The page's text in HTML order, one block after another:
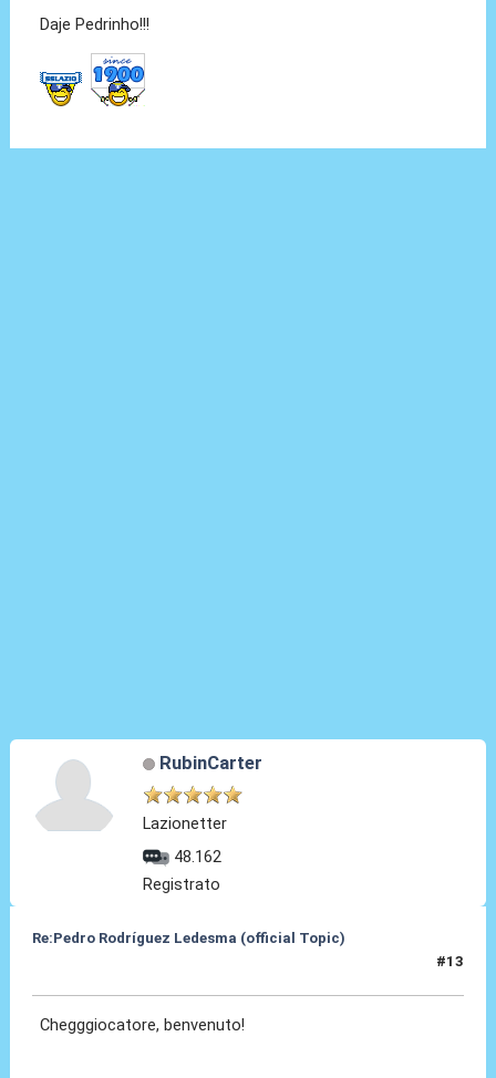
Daje Pedrinho!!!
RubinCarter
Lazionetter
48.162
Registrato
Re:Pedro Rodríguez Ledesma (official Topic)
#13
Chegggiocatore, benvenuto!